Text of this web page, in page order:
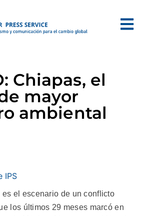
Chiapas, el
mayor
ambiental
IPS
el escenario de un conflicto
los últimos 29 meses marcó en